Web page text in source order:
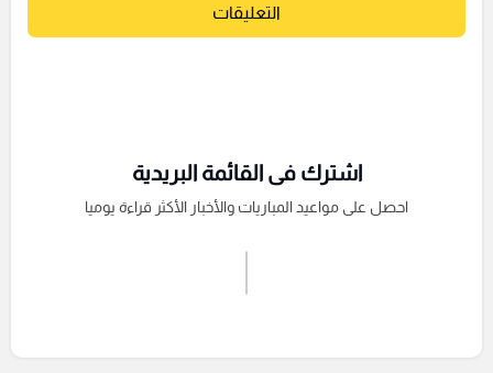
التعليقات
اشترك فى القائمة البريدية
احصل على مواعيد المباريات والأخبار الأكثر قراءة يوميا